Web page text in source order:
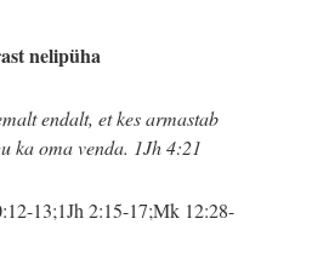
nelipüha
endalt, et kes armastab
ka oma venda. 1Jh 4:21
13;1Jh 2:15-17;Mk 12:28-